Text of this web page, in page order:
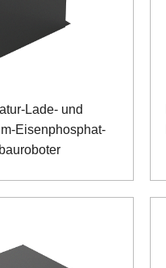
Lade- und
Eisenphosphat-